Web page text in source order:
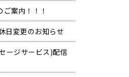
案内！！！
日変更のお知らせ
ージサービス)配信